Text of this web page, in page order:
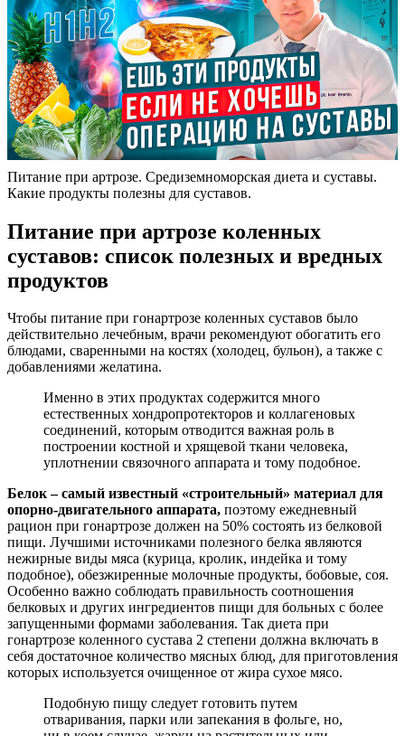
Питание при артрозе. Средиземноморская диета и суставы.
Какие продукты полезны для суставов.
Питание при артрозе коленных
суставов: список полезных и вредных
продуктов
Чтобы питание при гонартрозе коленных суставов было
действительно лечебным, врачи рекомендуют обогатить его
блюдами, сваренными на костях (холодец, бульон), а также с
добавлениями желатина.
Именно в этих продуктах содержится много
естественных хондропротекторов и коллагеновых
соединений, которым отводится важная роль в
построении костной и хрящевой ткани человека,
уплотнении связочного аппарата и тому подобное.
Белок – самый известный «строительный» материал для
опорно-двигательного аппарата, поэтому ежедневный
рацион при гонартрозе должен на 50% состоять из белковой
пищи. Лучшими источниками полезного белка являются
нежирные виды мяса (курица, кролик, индейка и тому
подобное), обезжиренные молочные продукты, бобовые, соя.
Особенно важно соблюдать правильность соотношения
белковых и других ингредиентов пищи для больных с более
запущенными формами заболевания. Так диета при
гонартрозе коленного сустава 2 степени должна включать в
себя достаточное количество мясных блюд, для приготовления
которых используется очищенное от жира сухое мясо.
Подобную пищу следует готовить путем
отваривания, парки или запекания в фольге, но,